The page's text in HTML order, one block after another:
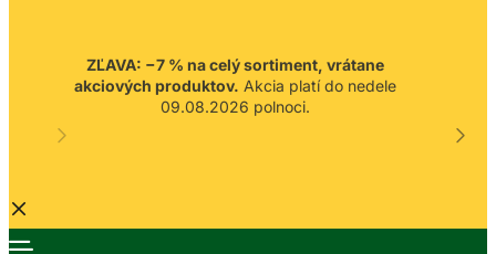
ZĽAVA: −7 % na celý sortiment, vrátane
akciových produktov. Akcia platí do nedele
09.08.2026 polnoci.